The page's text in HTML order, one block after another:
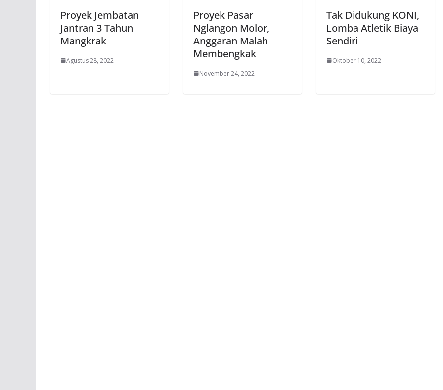
Proyek Jembatan
Jantran 3 Tahun
Mangkrak
Agustus 28, 2022
Proyek Pasar
Nglangon Molor,
Anggaran Malah
Membengkak
November 24, 2022
Tak Didukung KONI,
Lomba Atletik Biaya
Sendiri
Oktober 10, 2022